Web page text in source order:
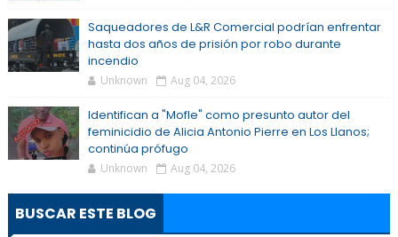
Saqueadores de L&R Comercial podrían enfrentar
hasta dos años de prisión por robo durante
incendio
Unknown Aug 04, 2026
Identifican a "Mofle" como presunto autor del
feminicidio de Alicia Antonio Pierre en Los Llanos;
continúa prófugo
Unknown Aug 04, 2026
BUSCAR ESTE BLOG